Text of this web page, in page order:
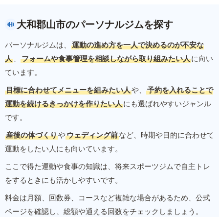
大和郡山市のパーソナルジムを探す
パーソナルジムは、
運動の進め方を一人で決めるのが不安な
人 、 フォームや食事管理を相談しながら取り組みたい人に向い
ています。
目標に合わせてメニューを組みたい人や、
予約を入れることで
運動を続けるきっかけを作りたい人にも選ばれやすいジャンル
です。
産後の体づくりやウェディング前など、時期や目的に合わせて
運動をしたい人にも向いています。
ここで得た運動や食事の知識は、将来スポーツジムで自主トレ
をするときにも活かしやすいです。
料金は月額、回数券、コースなど複雑な場合があるため、公式
ページを確認し、総額や通える回数をチェックしましょう。